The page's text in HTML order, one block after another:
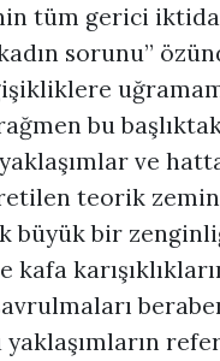
tüm gerici
sorunu”
bu
ve
teorik
büyük bir
kafa